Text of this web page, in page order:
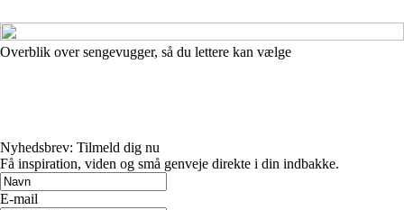
Overblik over sengevugger, så du lettere kan vælge
Nyhedsbrev: Tilmeld dig nu
Få inspiration, viden og små genveje direkte i din indbakke.
E-mail